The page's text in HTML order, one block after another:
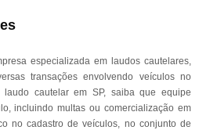
especializada em laudos cautelares,
transações envolvendo veículos no
cautelar em SP, saiba que equipe
incluindo multas ou comercialização em
no cadastro de veículos, no conjunto de